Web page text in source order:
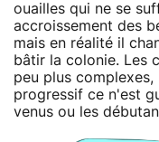
ouailles qui ne se
accroissement des
mais en réalité il
bâtir la colonie. Les
peu plus
progressif ce n'est
venus ou les